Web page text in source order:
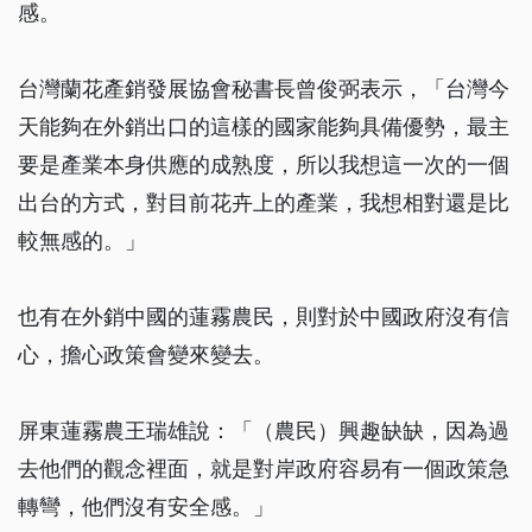
感。
台灣蘭花產銷發展協會秘書長曾俊弼表示，「台灣今
天能夠在外銷出口的這樣的國家能夠具備優勢，最主
要是產業本身供應的成熟度，所以我想這一次的一個
出台的方式，對目前花卉上的產業，我想相對還是比
較無感的。」
也有在外銷中國的蓮霧農民，則對於中國政府沒有信
心，擔心政策會變來變去。
屏東蓮霧農王瑞雄說：「（農民）興趣缺缺，因為過
去他們的觀念裡面，就是對岸政府容易有一個政策急
轉彎，他們沒有安全感。」